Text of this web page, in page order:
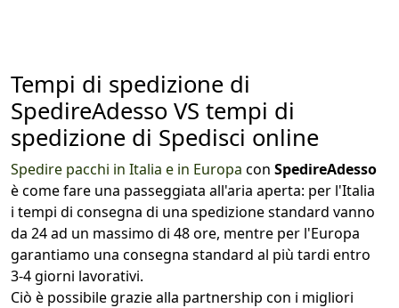
Tempi di spedizione di
SpedireAdesso VS tempi di
spedizione di Spedisci online
Spedire pacchi in Italia e in Europa con SpedireAdesso
è come fare una passeggiata all'aria aperta: per l'Italia
i tempi di consegna di una spedizione standard vanno
da 24 ad un massimo di 48 ore, mentre per l'Europa
garantiamo una consegna standard al più tardi entro
3-4 giorni lavorativi.
Ciò è possibile grazie alla partnership con i migliori